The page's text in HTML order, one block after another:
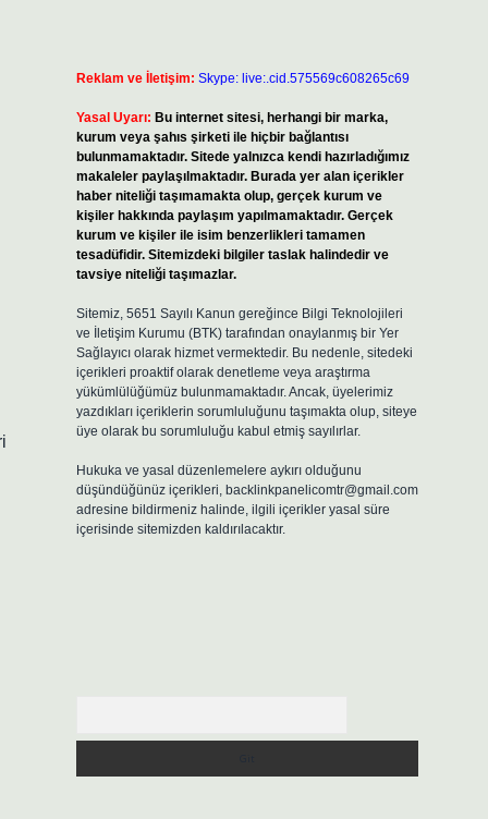
Reklam ve İletişim: Skype: live:.cid.575569c608265c69
Yasal Uyarı: Bu internet sitesi, herhangi bir marka,
kurum veya şahıs şirketi ile hiçbir bağlantısı
bulunmamaktadır. Sitede yalnızca kendi hazırladığımız
makaleler paylaşılmaktadır. Burada yer alan içerikler
haber niteliği taşımamakta olup, gerçek kurum ve
kişiler hakkında paylaşım yapılmamaktadır. Gerçek
kurum ve kişiler ile isim benzerlikleri tamamen
tesadüfidir. Sitemizdeki bilgiler taslak halindedir ve
tavsiye niteliği taşımazlar.
Sitemiz, 5651 Sayılı Kanun gereğince Bilgi Teknolojileri
ve İletişim Kurumu (BTK) tarafından onaylanmış bir Yer
Sağlayıcı olarak hizmet vermektedir. Bu nedenle, sitedeki
içerikleri proaktif olarak denetleme veya araştırma
yükümlülüğümüz bulunmamaktadır. Ancak, üyelerimiz
yazdıkları içeriklerin sorumluluğunu taşımakta olup, siteye
üye olarak bu sorumluluğu kabul etmiş sayılırlar.
Hukuka ve yasal düzenlemelere aykırı olduğunu
düşündüğünüz içerikleri, backlinkpanelicomtr@gmail.com
adresine bildirmeniz halinde, ilgili içerikler yasal süre
içerisinde sitemizden kaldırılacaktır.